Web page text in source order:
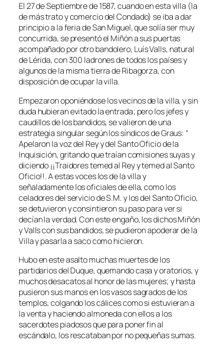
El 27 de Septiembre de 1587, cuando en esta villa (la
de más trato y comercio del Condado) se iba a dar
principio a la feria de San Miguel, que solía ser muy
concurrida, se presentó el Miñón a sus puertas
acompañado por otro bandolero, Luís Valls, natural
de Lérida, con 300 ladrones de todos los países y
algunos de la misma tierra de Ribagorza, con
disposición de ocupar la villa.
Empezaron oponiéndose los vecinos de la villa, y sin
duda hubieran evitado la entrada; pero los jefes y
caudillos de los bandidos, se valieron de una
estrategia singular según los síndicos de Graus: “
Apelaron la voz del Rey y del Santo Oficio de la
Inquisición, gritando que traían comisiones suyas y
diciendo ¡¡Traidores temed al Rey y temed al Santo
Oficio!!. A estas voces los de la villa y
señaladamente los oficiales de ella, como los
celadores del servicio de S.M. y los del Santo Oficio,
se detuvieron y consintieron su paso para ver si
decían la verdad. Con este engaño, los dichos Miñón
y Valls con sus bandidos, se pudieron apoderar de la
Villa y pasarla a saco como hicieron.
Hubo en este asalto muchas muertes de los
partidarios del Duque, quemando casa y oratorios, y
muchos desacatos al honor de las mujeres; y hasta
pusieron sus manos en los vasos sagrados de los
templos, colgando los cálices como si estuvieran a
la venta y haciendo almoneda con ellos a los
sacerdotes piadosos que para poner fin al
escándalo, los rescataban por no pequeñas sumas.